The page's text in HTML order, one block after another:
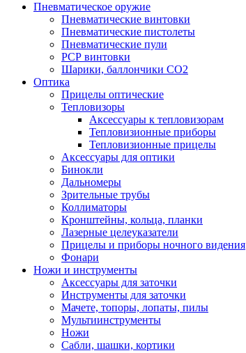
Пневматическое оружие
Пневматические винтовки
Пневматические пистолеты
Пневматические пули
РСР винтовки
Шарики, баллончики СО2
Оптика
Прицелы оптические
Тепловизоры
Аксессуары к тепловизорам
Тепловизионные приборы
Тепловизионные прицелы
Аксессуары для оптики
Бинокли
Дальномеры
Зрительные трубы
Коллиматоры
Кронштейны, кольца, планки
Лазерные целеуказатели
Прицелы и приборы ночного видения
Фонари
Ножи и инструменты
Аксессуары для заточки
Инструменты для заточки
Мачете, топоры, лопаты, пилы
Мультиинструменты
Ножи
Сабли, шашки, кортики